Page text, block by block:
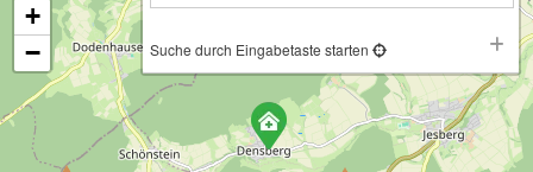
+
−
Suche durch Eingabetaste starten